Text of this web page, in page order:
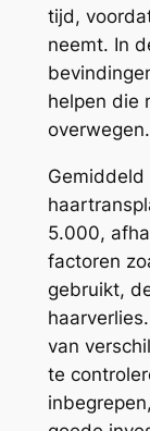
tijd,
neemt. In
helpen die
overwegen.
Gemiddeld
5.000,
factoren
gebruikt,
van
te